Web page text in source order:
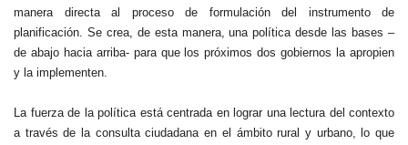
manera directa al proceso de formulación del instrumento de
planificación. Se crea, de esta manera, una política desde las bases –
de abajo hacia arriba- para que los próximos dos gobiernos la apropien
y la implementen.
La fuerza de la política está centrada en lograr una lectura del contexto
a través de la consulta ciudadana en el ámbito rural y urbano, lo que